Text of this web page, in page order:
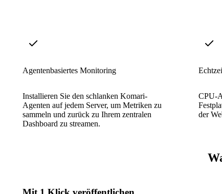
Agentenbasiertes Monitoring
Installieren Sie den schlanken Komari-
Agenten auf jedem Server, um Metriken zu
sammeln und zurück zu Ihrem zentralen
Dashboard zu streamen.
CPU-
der